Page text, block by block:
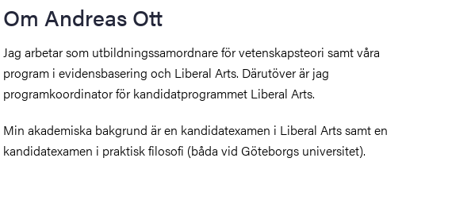
och traditioner
Om Andreas Ott
Jag arbetar som utbildningssamordnare för vetenskapsteori samt våra
program i evidensbasering och Liberal Arts. Därutöver är jag
programkoordinator för kandidatprogrammet Liberal Arts.
Min akademiska bakgrund är en kandidatexamen i Liberal Arts samt en
kandidatexamen i praktisk filosofi (båda vid Göteborgs universitet).